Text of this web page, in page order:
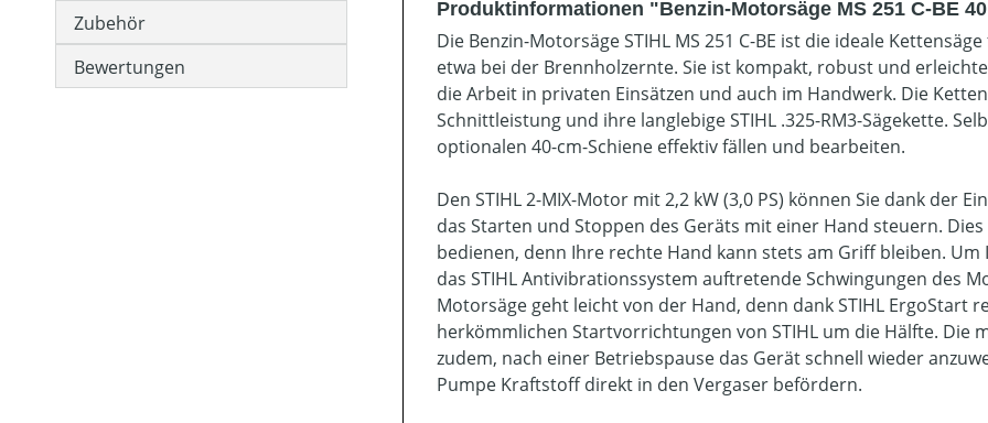
Zubehör
Bewertungen
Produktinformationen "Benzin-Motorsäge MS 251 C-BE
Die Benzin-Motorsäge STIHL MS 251 C-BE ist die ideale
etwa bei der Brennholzernte. Sie ist kompakt, robust und
die Arbeit in privaten Einsätzen und auch im Handwerk. Die
Schnittleistung und ihre langlebige STIHL .325-RM3-Sägekette.
optionalen 40-cm-Schiene effektiv fällen und bearbeiten.
Den STIHL 2-MIX-Motor mit 2,2 kW (3,0 PS) können Sie dank der
das Starten und Stoppen des Geräts mit einer Hand steuern.
bedienen, denn Ihre rechte Hand kann stets am Griff bleiben.
das STIHL Antivibrationssystem auftretende Schwingungen des
Motorsäge geht leicht von der Hand, denn dank STIHL ErgoStart
herkömmlichen Startvorrichtungen von STIHL um die Hälfte. Die
zudem, nach einer Betriebspause das Gerät schnell wieder
Pumpe Kraftstoff direkt in den Vergaser befördern.